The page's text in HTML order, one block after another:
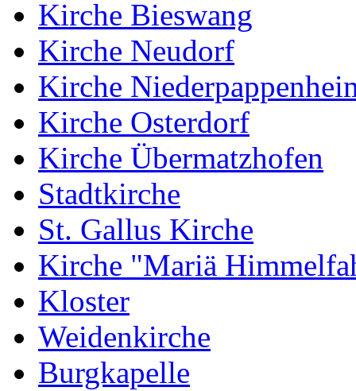
Kirche Bieswang
Kirche Neudorf
Kirche
Kirche Osterdorf
Kirche Übermatzhofen
Stadtkirche
St. Gallus Kirche
Kirche "Mariä
Kloster
Weidenkirche
Burgkapelle